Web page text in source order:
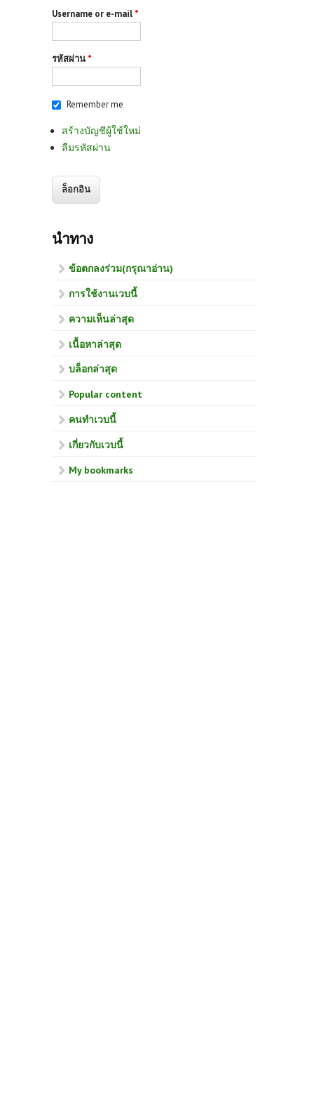
Username or e-mail *
รหัสผ่าน *
Remember me
สร้างบัญชีผู้ใช้ใหม่
ลืมรหัสผ่าน
นำทาง
ข้อตกลงร่วม(กรุณาอ่าน)
การใช้งานเวบนี้
ความเห็นล่าสุด
เนื้อหาล่าสุด
บล็อกล่าสุด
Popular content
คนทำเวบนี้
เกี่ยวกับเวบนี้
My bookmarks